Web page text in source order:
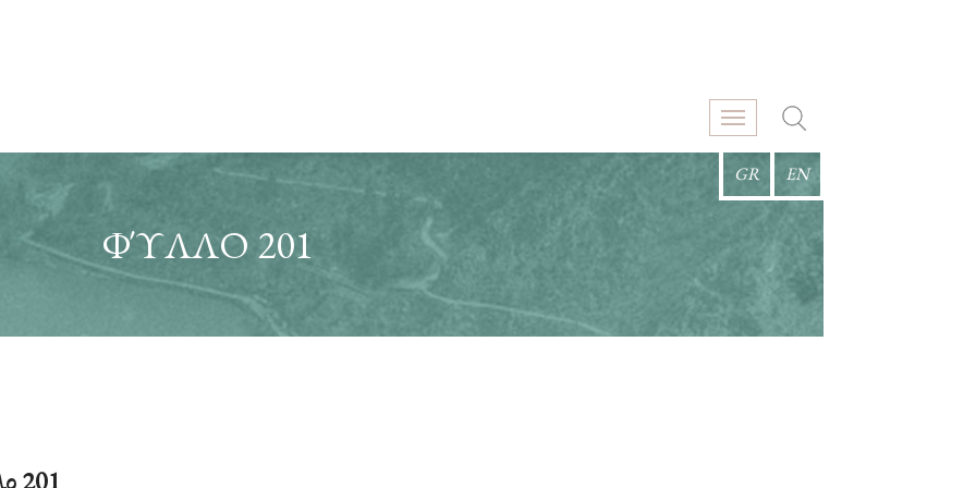
GR EN
ΦΎΛΛΟ 201
201